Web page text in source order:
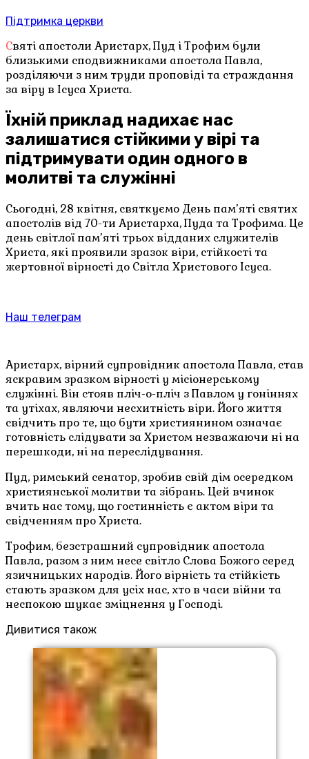
Підтримка церкви
Святі апостоли Аристарх, Пуд і Трофим були
близькими сподвижниками апостола Павла,
розділяючи з ним труди проповіді та страждання
за віру в Ісуса Христа.​
Їхній приклад надихає нас
залишатися стійкими у вірі та
підтримувати один одного в
молитві та служінні
Сьогодні, 28 квітня, святкуємо День пам’яті святих
апостолів від 70-ти Аристарха, Пуда та Трофима. Це
день світлої пам’яті трьох відданих служителів
Христа, які проявили зразок віри, стійкості та
жертовної вірності до Світла Христового Ісуса.
Наш телеграм
Аристарх, вірний супровідник апостола Павла, став
яскравим зразком вірності у місіонерському
служінні. Він стояв пліч-о-пліч з Павлом у гоніннях
та утіхах, являючи несхитність віри. Його життя
свідчить про те, що бути християнином означає
готовність слідувати за Христом незважаючи ні на
перешкоди, ні на переслідування.
Пуд, римський сенатор, зробив свій дім осередком
християнської молитви та зібрань. Цей вчинок
вчить нас тому, що гостинність є актом віри та
свідченням про Христа.
Трофим, безстрашний супровідник апостола
Павла, разом з ним несе світло Слова Божого серед
язичницьких народів. Його вірність та стійкість
стають зразком для усіх нас, хто в часи війни та
неспокою шукає зміцнення у Господі.
Дивитися також